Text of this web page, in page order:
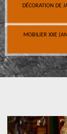
DÉCORATION DE
MOBILIER XXE